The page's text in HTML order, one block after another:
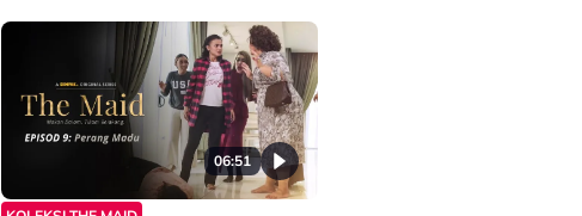
06:51